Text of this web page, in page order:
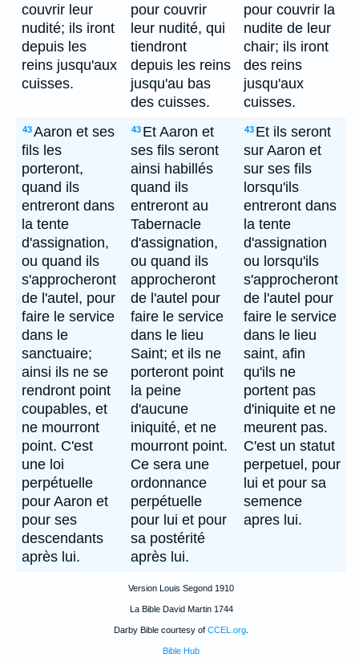
couvrir leur
nudité; ils iront
depuis les
reins jusqu'aux
cuisses.
pour couvrir
leur nudité, qui
tiendront
depuis les reins
jusqu'au bas
des cuisses.
pour couvrir la
nudite de leur
chair; ils iront
des reins
jusqu'aux
cuisses.
43Aaron et ses
fils les
porteront,
quand ils
entreront dans
la tente
d'assignation,
ou quand ils
s'approcheront
de l'autel, pour
faire le service
dans le
sanctuaire;
ainsi ils ne se
rendront point
coupables, et
ne mourront
point. C'est
une loi
perpétuelle
pour Aaron et
pour ses
descendants
après lui.
43 Et Aaron et
ses fils seront
ainsi habillés
quand ils
entreront au
Tabernacle
d'assignation,
ou quand ils
approcheront
de l'autel pour
faire le service
dans le lieu
Saint; et ils ne
porteront point
la peine
d'aucune
iniquité, et ne
mourront point.
Ce sera une
ordonnance
perpétuelle
pour lui et pour
sa postérité
après lui.
43 Et ils seront
sur Aaron et
sur ses fils
lorsqu'ils
entreront dans
la tente
d'assignation
ou lorsqu'ils
s'approcheront
de l'autel pour
faire le service
dans le lieu
saint, afin
qu'ils ne
portent pas
d'iniquite et ne
meurent pas.
C'est un statut
perpetuel, pour
lui et pour sa
semence
apres lui.
Version Louis Segond 1910
La Bible David Martin 1744
Darby Bible courtesy of CCEL.org
Bible Hub